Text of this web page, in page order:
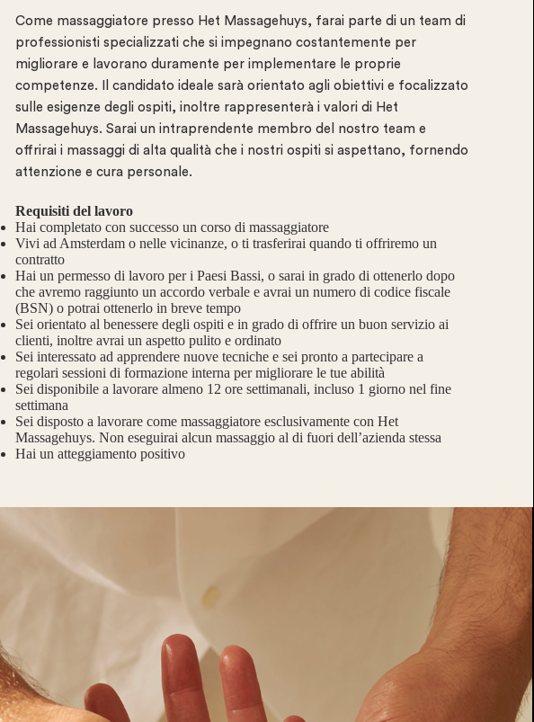
Come massaggiatore presso Het Massagehuys, farai parte di un team di
professionisti specializzati che si impegnano costantemente per
migliorare e lavorano duramente per implementare le proprie
competenze. Il candidato ideale sarà orientato agli obiettivi e focalizzato
sulle esigenze degli ospiti, inoltre rappresenterà i valori di Het
Massagehuys. Sarai un intraprendente membro del nostro team e
offrirai i massaggi di alta qualità che i nostri ospiti si aspettano, fornendo
attenzione e cura personale.
Requisiti del lavoro
Hai completato con successo un corso di massaggiatore
Vivi ad Amsterdam o nelle vicinanze, o ti trasferirai quando ti offriremo un
contratto
Hai un permesso di lavoro per i Paesi Bassi, o sarai in grado di ottenerlo dopo
che avremo raggiunto un accordo verbale e avrai un numero di codice fiscale
(BSN) o potrai ottenerlo in breve tempo
Sei orientato al benessere degli ospiti e in grado di offrire un buon servizio ai
clienti, inoltre avrai un aspetto pulito e ordinato
Sei interessato ad apprendere nuove tecniche e sei pronto a partecipare a
regolari sessioni di formazione interna per migliorare le tue abilità
Sei disponibile a lavorare almeno 12 ore settimanali, incluso 1 giorno nel fine
settimana
Sei disposto a lavorare come massaggiatore esclusivamente con Het
Massagehuys. Non eseguirai alcun massaggio al di fuori dell’azienda stessa
Hai un atteggiamento positivo